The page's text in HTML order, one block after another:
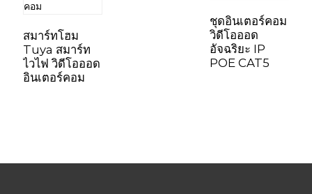
สมาร์ทโฮม
Tuya สมาร์ท
ไวไฟ วิดีโอออด
อินเตอร์คอม
ชุดอินเตอร์คอม
วิดีโอออด
อัจฉริยะ IP
POE CAT5